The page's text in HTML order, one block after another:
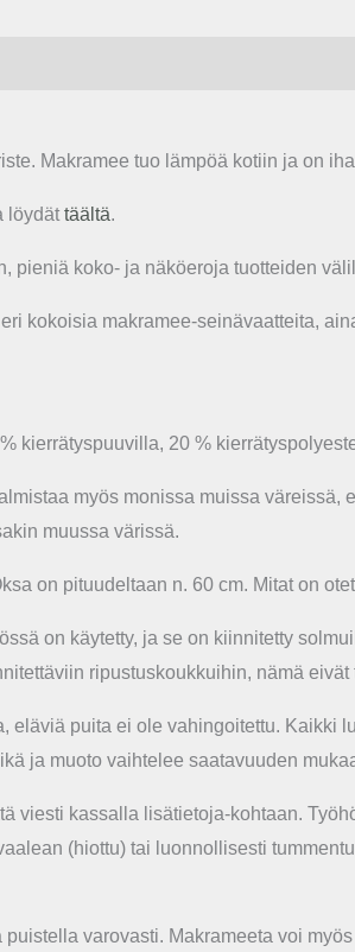
Makramee tuo lämpöä kotiin ja on
löydät täältä.
pieniä koko- ja näköeroja tuotteiden
kokoisia makramee-seinävaatteita,
kierrätyspuuvilla, 20 %
myös monissa muissa väreissä,
muussa värissä.
on pituudeltaan n. 60 cm. Mitat on
on käytetty, ja se on kiinnitetty
ripustuskoukkuihin, nämä eivät
eläviä puita ei ole vahingoitettu.
ja muoto vaihtelee saatavuuden
viesti kassalla lisätietoja-kohtaan.
(hiottu) tai luonnollisesti
varovasti. Makrameeta voi